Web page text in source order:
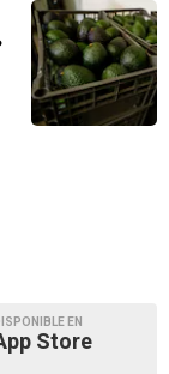
EN
Store